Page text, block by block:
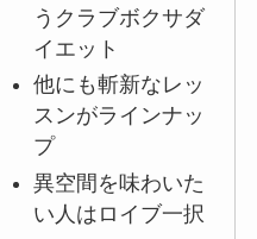
うクラブボクサダ
イエット
他にも斬新なレッ
スンがラインナッ
プ
異空間を味わいた
い人はロイブ一択